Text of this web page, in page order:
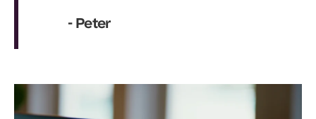
- Peter